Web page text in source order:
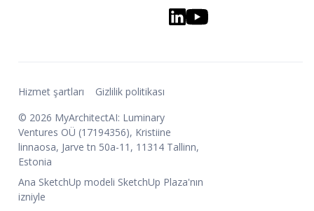
© 2026 MyArchitectAI: Luminary
Ventures OÜ (17194356), Kristiine
linnaosa, Jarve tn 50a-11, 11314 Tallinn,
Estonia
Ana SketchUp modeli SketchUp Plaza'nın
izniyle
Hizmet şartları Gizlilik politikası